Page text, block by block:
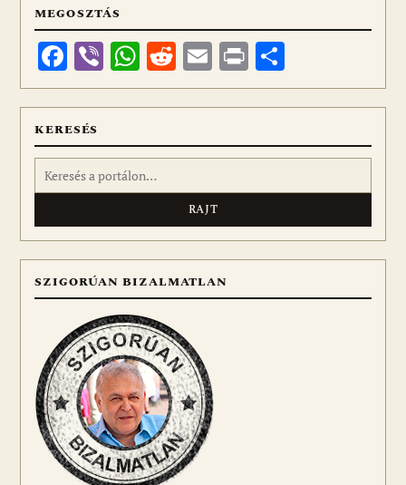
MEGOSZTÁS
Facebook
ViberWhatsApp
Reddit
Email
Print
meg
KERESÉS
Keresés:
SZIGORÚAN BIZALMATLAN